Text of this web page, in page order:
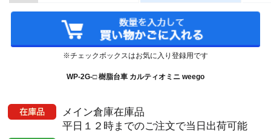
※チェックボックスはお気に入り登録用です
WP-2G-□ 樹脂台車 カルティオミニ weego
メイン倉庫在庫品
平日１２時までのご注文で当日出荷可能